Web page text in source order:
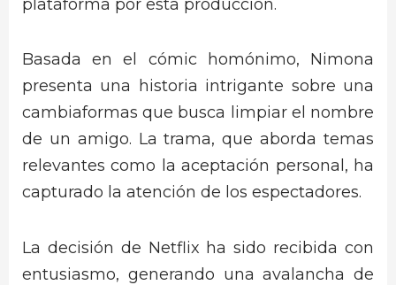
plataforma por esta producción.
Basada en el cómic homónimo, Nimona
presenta una historia intrigante sobre una
cambiaformas que busca limpiar el nombre
de un amigo. La trama, que aborda temas
relevantes como la aceptación personal, ha
capturado la atención de los espectadores.
La decisión de Netflix ha sido recibida con
entusiasmo, generando una avalancha de